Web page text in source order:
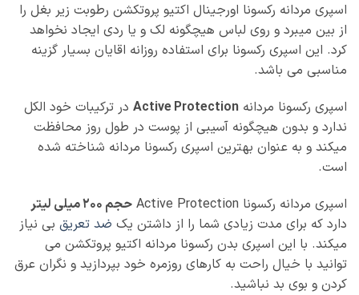
اسپری مردانه رکسونا اورجینال اکتیو پروتکشن رطوبت زیر بغل را
از بین میبرد و روی لباس هیچگونه لک و یا ردی ایجاد نخواهد
کرد. این اسپری رکسونا برای استفاده روزانه اقایان بسیار گزینه
مناسبی می باشد.
اسپری رکسونا مردانه Active Protection در ترکیبات خود الکل
ندارد و بدون هیچگونه آسیبی از پوست در طول روز محافظت
میکند و به عنوان بهترین اسپری رکسونا مردانه شناخته شده
است.
اسپری مردانه رکسونا Active Protection
حجم 200 میلی لیتر
دارد که برای مدت زیادی شما را از داشتن یک ضد تعریق بی نیاز
میکند. با این اسپری بدن رکسونا مردانه اکتیو پروتکشن می
توانید با خیال راحت به کارهای روزمره خود بپردازید و نگران عرق
کردن و بوی بد نباشید.